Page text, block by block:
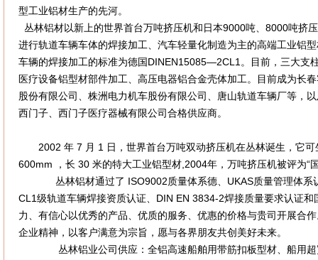
型工业铝材生产的先河。
丛林铝材以新上的世界首台万吨挤压机和日本9000吨、8000吨挤
进行轨道车辆车体的焊接加工、汽车轻量化制造为主的高端工业铝
车辆的焊接加工的标准为德国DINEN15085—2CL1。目前，三大支
医疗设备铝型材部件加工、高压电器铝合金壳体加工。目前成为长
股份有限公司、株洲电力机车股份有限公司、唐山轨道车辆厂等，
西门子、西门子医疗器械有限公司合格供应商。
2002 年 7 月 1 日，世界首台万吨双动挤压机在丛林诞生，它可
600mm ，长 30 米的特大工业铝型材,2004年，万吨挤压机被评为“
丛林铝材通过了 ISO9002质量体系德、UKAS质量管理体系认
CL1级轨道车辆焊接资质认证、DIN EN 3834-2焊接质量要求认证
力、有信心以优秀的产品、优质的服务、优惠的价格与贵司开展合
企业精神，以客户满意为宗旨，愿与各界朋友共创美好未来。
丛林铝业公司供应：全铝高速船舶用带筋扣板型材、船用超